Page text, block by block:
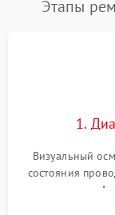
Этапы
1.
Визуальный
состояния
колодке.
конвекцией,